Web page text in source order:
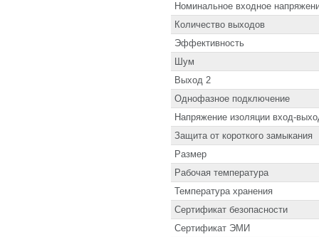
Номинальное входное
Количество выходов
Эффективность
Шум
Выход 2
Однофазное подключение
Напряжение изоляции вход-
Защита от короткого замыкания
Размер
Рабочая температура
Температура хранения
Сертификат безопасности
Сертификат ЭМИ